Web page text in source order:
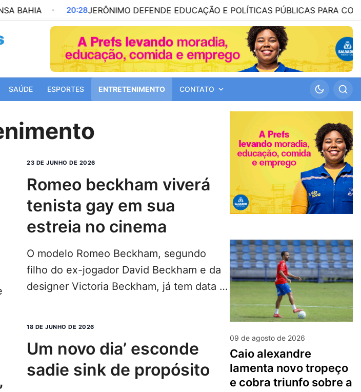
20:28 JERÔNIMO DEFENDE EDUCAÇÃO E POLÍTICAS PÚBLICAS PARA COMBATER
SAÚDE ESPORTES ENTRETENIMENTO CONTATO
23 DE JUNHO DE 2026
romeo beckham viverá
tenista gay em sua
estreia no cinema
O modelo Romeo Beckham, segundo
filho do ex-jogador David Beckham e da
designer Victoria Beckham, já tem data e
18 DE JUNHO DE 2026
um novo dia’ esconde
sadie sink de propósito
09 de agosto de 2026
caio alexandre
lamenta novo tropeço
e cobra triunfo sobre a